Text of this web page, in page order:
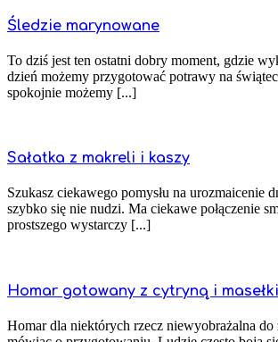
Śledzie marynowane
To dziś jest ten ostatni dobry moment, gdzie
dzień możemy przygotować potrawy na
spokojnie możemy [...]
Sałatka z makreli i kaszy
Szukasz ciekawego pomysłu na urozmaicenie
szybko się nie nudzi. Ma ciekawe połączenie
prostszego wystarczy [...]
Homar gotowany z cytryną i
Homar dla niektórych rzecz niewyobrażalna do